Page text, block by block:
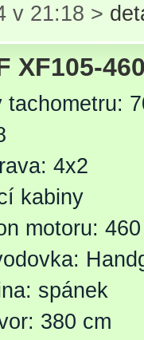
v 21:18 >
XF105-
tachometru:
4x2
kabiny
motoru:
spánek
380 cm